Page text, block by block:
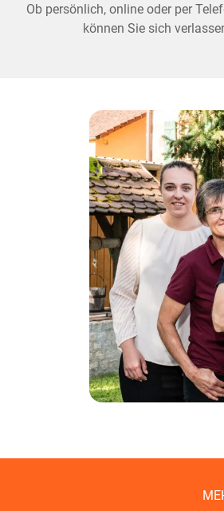
Ob persönlich, online oder per
können Sie sich